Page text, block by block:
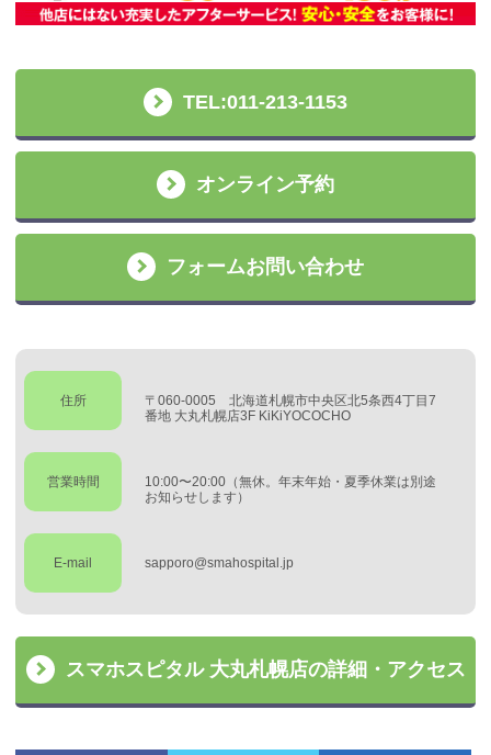
TEL:011-213-1153
オンライン予約
フォームお問い合わせ
住所
〒060-0005 北海道札幌市中央区北5条西4丁目7
番地 大丸札幌店3F KiKiYOCOCHO
営業時間
10:00〜20:00（無休。年末年始・夏季休業は別途
お知らせします）
E-mail sapporo@smahospital.jp
スマホスピタル 大丸札幌店の詳細・アクセス